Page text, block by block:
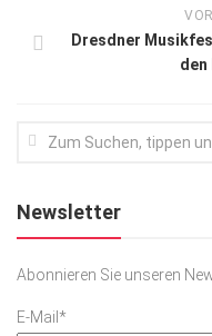
Dresdner
den
Newsletter
Abonnieren Sie unseren
E-Mail*